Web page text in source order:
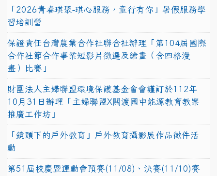
「2026青春琪聚-琪心服務，童行有你」暑假服務學
習培訓營
保證責任台灣農業合作社聯合社辦理「第104屆國際
合作社節合作事業短影片徵選及繪畫（含四格漫
畫）比賽」
財團法人主婦聯盟環境保護基金會會謹訂於112年
10月31日辦理「主婦聯盟X關渡國中能源教育教案
推廣工作坊」
「鏡頭下的戶外教育」戶外教育攝影展作品徵件活
動
第51屆校慶暨運動會預賽(11/08)、決賽(11/10)賽